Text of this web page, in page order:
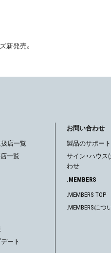
新発売。
店一覧
店一覧
ート
お問い合わせ
製品のサポー
サイン・ハウ
わせ
.MEMBERS
.MEMBERS TOP
.MEMBERSにつ